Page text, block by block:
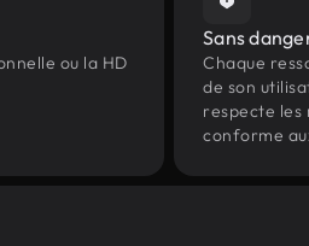
ou la HD
Sans
Chaque
de son
respecte les
conforme